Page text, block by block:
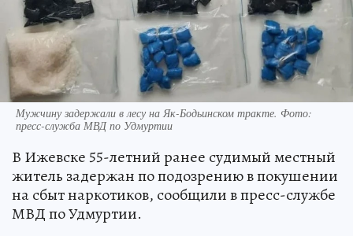
Мужчину задержали в лесу на Як-Бодьинском тракте. Фото:
пресс-служба МВД по Удмуртии
В Ижевске 55-летний ранее судимый местный
житель задержан по подозрению в покушении
на сбыт наркотиков, сообщили в пресс-службе
МВД по Удмуртии.